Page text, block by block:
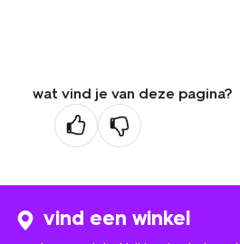
wat vind je van deze pagina?
vind een winkel